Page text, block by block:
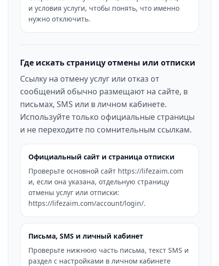
и условия услуги, чтобы понять, что именно
нужно отключить.
Где искать страницу отмены или отписки
Ссылку на отмену услуг или отказ от
сообщений обычно размещают на сайте, в
письмах, SMS или в личном кабинете.
Используйте только официальные страницы
и не переходите по сомнительным ссылкам.
Официальный сайт и страница отписки
Проверьте основной сайт https://lifezaim.com
и, если она указана, отдельную страницу
отмены услуг или отписки:
https://lifezaim.com/account/login/.
Письма, SMS и личный кабинет
Проверьте нижнюю часть письма, текст SMS и
раздел с настройками в личном кабинете